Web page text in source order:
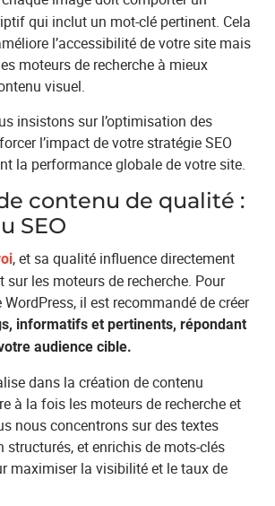
qui inclut un mot-clé pertinent. Cela
l’accessibilité de votre site mais
moteurs de recherche à mieux
visuel.
insistons sur l’optimisation des
l’impact de votre stratégie SEO
la performance globale de votre site.
contenu de qualité :
SEO
, et sa qualité influence directement
sur les moteurs de recherche. Pour
il est recommandé de créer
informatifs et pertinents, répondant
audience cible.
dans la création de contenu
à la fois les moteurs de recherche et
nous concentrons sur des textes
structurés, et enrichis de mots-clés
maximiser la visibilité et le taux de